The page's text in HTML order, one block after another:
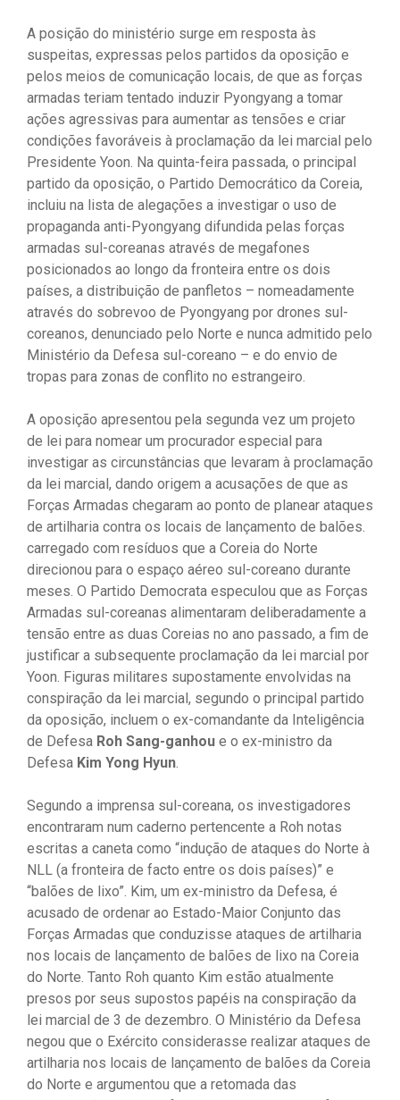
A posição do ministério surge em resposta às
suspeitas, expressas pelos partidos da oposição e
pelos meios de comunicação locais, de que as forças
armadas teriam tentado induzir Pyongyang a tomar
ações agressivas para aumentar as tensões e criar
condições favoráveis ​​à proclamação da lei marcial pelo
Presidente Yoon. Na quinta-feira passada, o principal
partido da oposição, o Partido Democrático da Coreia,
incluiu na lista de alegações a investigar o uso de
propaganda anti-Pyongyang difundida pelas forças
armadas sul-coreanas através de megafones
posicionados ao longo da fronteira entre os dois
países, a distribuição de panfletos – nomeadamente
através do sobrevoo de Pyongyang por drones sul-
coreanos, denunciado pelo Norte e nunca admitido pelo
Ministério da Defesa sul-coreano – e do envio de
tropas para zonas de conflito no estrangeiro.
A oposição apresentou pela segunda vez um projeto
de lei para nomear um procurador especial para
investigar as circunstâncias que levaram à proclamação
da lei marcial, dando origem a acusações de que as
Forças Armadas chegaram ao ponto de planear ataques
de artilharia contra os locais de lançamento de balões.
carregado com resíduos que a Coreia do Norte
direcionou para o espaço aéreo sul-coreano durante
meses. O Partido Democrata especulou que as Forças
Armadas sul-coreanas alimentaram deliberadamente a
tensão entre as duas Coreias no ano passado, a fim de
justificar a subsequente proclamação da lei marcial por
Yoon. Figuras militares supostamente envolvidas na
conspiração da lei marcial, segundo o principal partido
da oposição, incluem o ex-comandante da Inteligência
de Defesa Roh Sang-ganhou e o ex-ministro da
Defesa Kim Yong Hyun
Segundo a imprensa sul-coreana, os investigadores
encontraram num caderno pertencente a Roh notas
escritas a caneta como “indução de ataques do Norte à
NLL (a fronteira de facto entre os dois países)” e
“balões de lixo”. Kim, um ex-ministro da Defesa, é
acusado de ordenar ao Estado-Maior Conjunto das
Forças Armadas que conduzisse ataques de artilharia
nos locais de lançamento de balões de lixo na Coreia
do Norte. Tanto Roh quanto Kim estão atualmente
presos por seus supostos papéis na conspiração da
lei marcial de 3 de dezembro. O Ministério da Defesa
negou que o Exército considerasse realizar ataques de
artilharia nos locais de lançamento de balões da Coreia
do Norte e argumentou que a retomada das